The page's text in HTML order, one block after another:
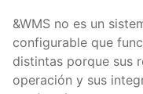
&WMS no es un
configurable que
distintas porque sus
operación y sus